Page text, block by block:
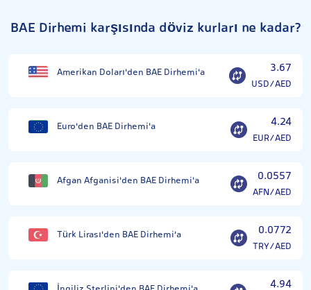
BAE Dirhemi karşısında döviz kurları ne kadar?
Amerikan Doları'den BAE Dirhemi'a 3.67
USD/AED
Euro'den BAE Dirhemi'a 4.24
EUR/AED
Afgan Afganisi'den BAE Dirhemi'a 0.0557
AFN/AED
Türk Lirası'den BAE Dirhemi'a 0.0772
TRY/AED
4.94